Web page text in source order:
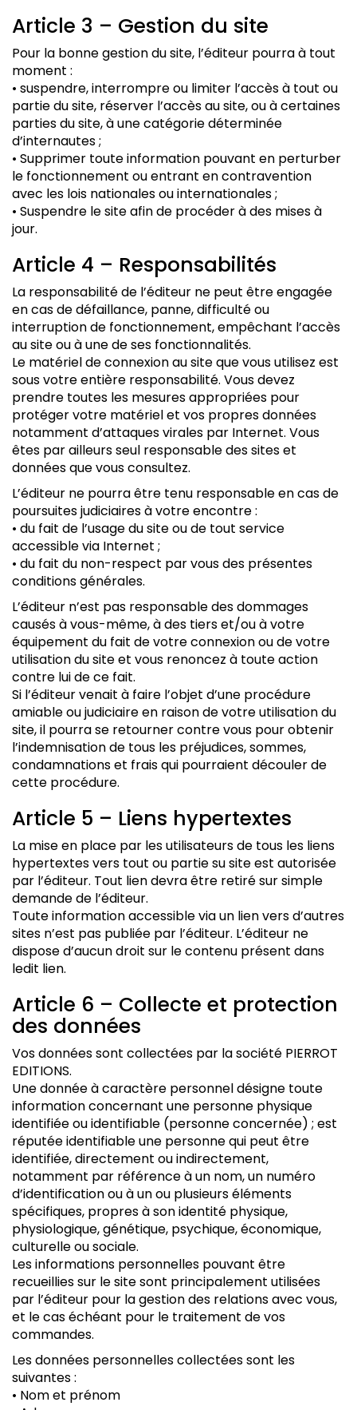
Article 3 – Gestion du site
Pour la bonne gestion du site, l’éditeur pourra à tout
moment :
• suspendre, interrompre ou limiter l’accès à tout ou
partie du site, réserver l’accès au site, ou à certaines
parties du site, à une catégorie déterminée
d’internautes ;
• Supprimer toute information pouvant en perturber
le fonctionnement ou entrant en contravention
avec les lois nationales ou internationales ;
• Suspendre le site afin de procéder à des mises à
jour.
Article 4 – Responsabilités
La responsabilité de l’éditeur ne peut être engagée
en cas de défaillance, panne, difficulté ou
interruption de fonctionnement, empêchant l’accès
au site ou à une de ses fonctionnalités.
Le matériel de connexion au site que vous utilisez est
sous votre entière responsabilité. Vous devez
prendre toutes les mesures appropriées pour
protéger votre matériel et vos propres données
notamment d’attaques virales par Internet. Vous
êtes par ailleurs seul responsable des sites et
données que vous consultez.
L’éditeur ne pourra être tenu responsable en cas de
poursuites judiciaires à votre encontre :
• du fait de l’usage du site ou de tout service
accessible via Internet ;
• du fait du non-respect par vous des présentes
conditions générales.
L’éditeur n’est pas responsable des dommages
causés à vous-même, à des tiers et/ou à votre
équipement du fait de votre connexion ou de votre
utilisation du site et vous renoncez à toute action
contre lui de ce fait.
Si l’éditeur venait à faire l’objet d’une procédure
amiable ou judiciaire en raison de votre utilisation du
site, il pourra se retourner contre vous pour obtenir
l’indemnisation de tous les préjudices, sommes,
condamnations et frais qui pourraient découler de
cette procédure.
Article 5 – Liens hypertextes
La mise en place par les utilisateurs de tous les liens
hypertextes vers tout ou partie su site est autorisée
par l’éditeur. Tout lien devra être retiré sur simple
demande de l’éditeur.
Toute information accessible via un lien vers d’autres
sites n’est pas publiée par l’éditeur. L’éditeur ne
dispose d’aucun droit sur le contenu présent dans
ledit lien.
Article 6 – Collecte et protection
des données
Vos données sont collectées par la société PIERROT
EDITIONS.
Une donnée à caractère personnel désigne toute
information concernant une personne physique
identifiée ou identifiable (personne concernée) ; est
réputée identifiable une personne qui peut être
identifiée, directement ou indirectement,
notamment par référence à un nom, un numéro
d’identification ou à un ou plusieurs éléments
spécifiques, propres à son identité physique,
physiologique, génétique, psychique, économique,
culturelle ou sociale.
Les informations personnelles pouvant être
recueillies sur le site sont principalement utilisées
par l’éditeur pour la gestion des relations avec vous,
et le cas échéant pour le traitement de vos
commandes.
Les données personnelles collectées sont les
suivantes :
• Nom et prénom